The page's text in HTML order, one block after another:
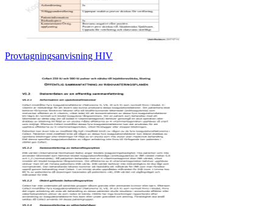
Provtagningsanvisning HIV